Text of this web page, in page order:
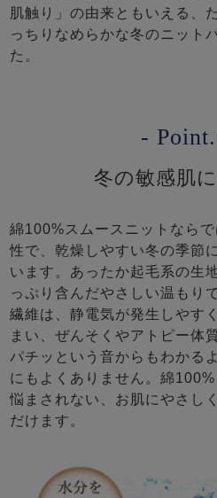
肌触り」の由来ともいえる、
っちりなめらかな冬のニット
た。
-
冬の敏感肌
綿100%スムースニットなら
性で、乾燥しやすい冬の季節
います。あったか起毛系の生
っぷり含んだやさしい温もり
繊維は、静電気が発生しやす
まい、ぜんそくやアトピー体
パチッという音からもわかる
にもよくありません。綿
悩まされない、お肌にやさし
だけます。